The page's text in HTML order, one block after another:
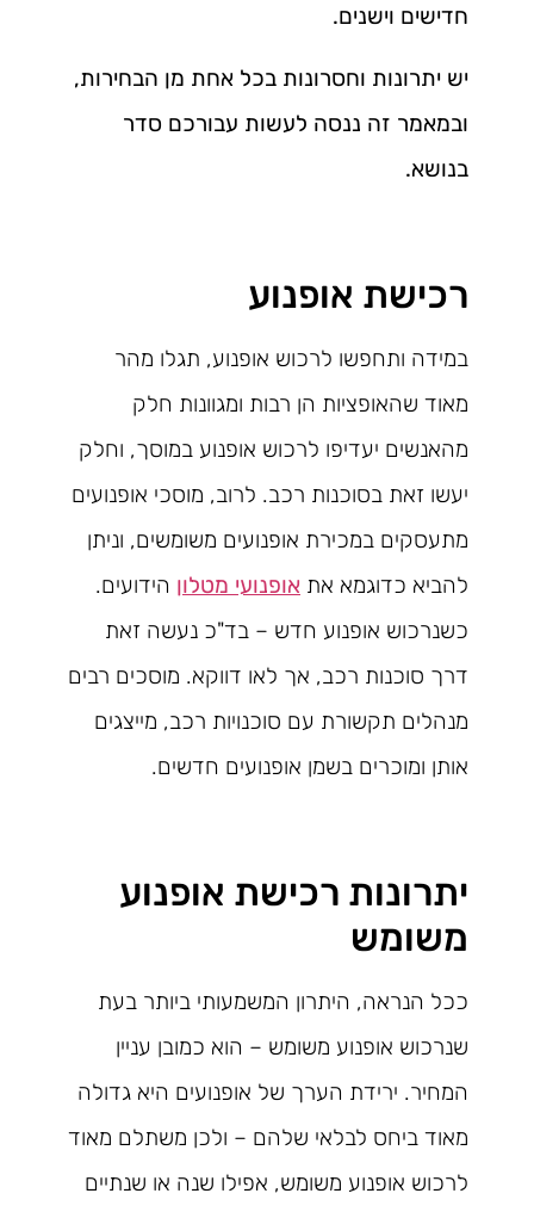
חדישים וישנים.
יש יתרונות וחסרונות בכל אחת מן הבחירות,
ובמאמר זה ננסה לעשות עבורכם סדר
בנושא.
רכישת אופנוע
במידה ותחפשו לרכוש אופנוע, תגלו מהר
מאוד שהאופציות הן רבות ומגוונות חלק
מהאנשים יעדיפו לרכוש אופנוע במוסך, וחלק
יעשו זאת בסוכנות רכב. לרוב, מוסכי אופנועים
מתעסקים במכירת אופנועים משומשים, וניתן
להביא כדוגמא את אופנועי מטלון הידועים.
כשנרכוש אופנוע חדש – בד"כ נעשה זאת
דרך סוכנות רכב, אך לאו דווקא. מוסכים רבים
מנהלים תקשורת עם סוכנויות רכב, מייצגים
אותן ומוכרים בשמן אופנועים חדשים.
יתרונות רכישת אופנוע
משומש
ככל הנראה, היתרון המשמעותי ביותר בעת
שנרכוש אופנוע משומש – הוא כמובן עניין
המחיר. ירידת הערך של אופנועים היא גדולה
מאוד ביחס לבלאי שלהם – ולכן משתלם מאוד
לרכוש אופנוע משומש, אפילו שנה או שנתיים